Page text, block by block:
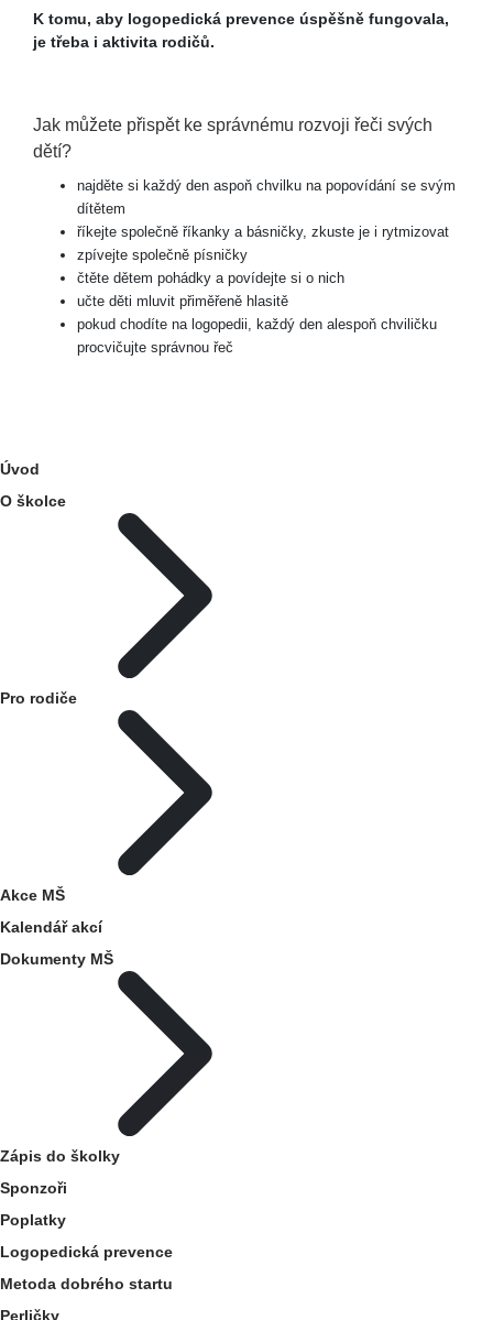
K tomu, aby logopedická prevence úspěšně fungovala,
je třeba i aktivita rodičů.
Jak můžete přispět ke správnému rozvoji řeči svých
dětí?
najděte si každý den aspoň chvilku na popovídání se svým
dítětem
říkejte společně říkanky a básničky, zkuste je i rytmizovat
zpívejte společně písničky
čtěte dětem pohádky a povídejte si o nich
učte děti mluvit přiměřeně hlasitě
pokud chodíte na logopedii, každý den alespoň chviličku
procvičujte správnou řeč
Úvod
O školce
Pro rodiče
Akce MŠ
Kalendář akcí
Dokumenty MŠ
Zápis do školky
Sponzoři
Poplatky
Logopedická prevence
Metoda dobrého startu
Perličky